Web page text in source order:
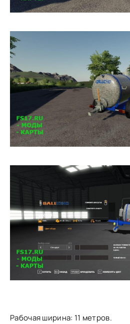
Рабочая ширина: 11 метров.